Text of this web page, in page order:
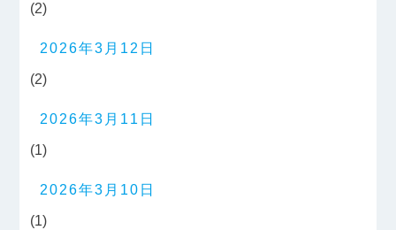
(2)
2026年3月12日
(2)
2026年3月11日
(1)
2026年3月10日
(1)